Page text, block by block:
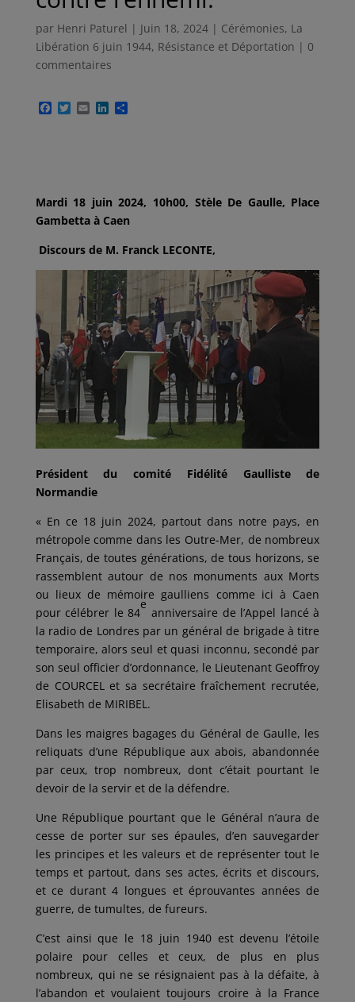
par Henri Paturel | Juin 18, 2024| Cérémonies, La
Libération 6 juin 1944, Résistance et Déportation | 0
commentaires
F
k
T E L
n
P
r
Mardi 18 juin 2024, 10h00, Stèle De Gaulle, Place
Gambetta à Caen
Discours de M. Franck LECONTE,
Président du comité Fidélité Gaulliste de
Normandie
« En ce 18 juin 2024, partout dans notre pays, en
métropole comme dans les Outre-Mer, de nombreux
Français, de toutes générations, de tous horizons, se
rassemblent autour de nos monuments aux Morts
ou lieux de mémoire gaulliens comme ici à Caen
pour célébrer le 84
e
anniversaire de l’Appel lancé à
la radio de Londres par un général de brigade à titre
temporaire, alors seul et quasi inconnu, secondé par
son seul officier d’ordonnance, le Lieutenant Geoffroy
de COURCEL et sa secrétaire fraîchement recrutée,
Elisabeth de MIRIBEL.
Dans les maigres bagages du Général de Gaulle, les
reliquats d’une République aux abois, abandonnée
par ceux, trop nombreux, dont c’était pourtant le
devoir de la servir et de la défendre.
Une République pourtant que le Général n’aura de
cesse de porter sur ses épaules, d’en sauvegarder
les principes et les valeurs et de représenter tout le
temps et partout, dans ses actes, écrits et discours,
et ce durant 4 longues et éprouvantes années de
guerre, de tumultes, de fureurs.
C’est ainsi que le 18 juin 1940 est devenu l’étoile
polaire pour celles et ceux, de plus en plus
nombreux, qui ne se résignaient pas à la défaite, à
l’abandon et voulaient toujours croire à la France